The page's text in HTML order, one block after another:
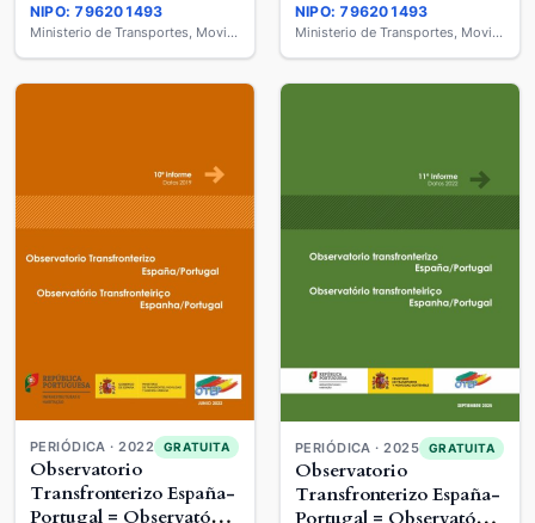
NIPO: 796201493
Ministerio de Transportes, Movilidad y Agenda Urbana
NIPO: 796201493
Ministerio de Transportes, Movilidad y Agenda Urbana
PERIÓDICA · 2022 GRATUITA
Observatorio
Transfronterizo España-
Portugal = Observatório
PERIÓDICA · 2025 GRATUITA
Observatorio
Transfronterizo España-